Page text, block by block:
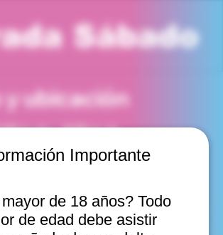
Importante
de 18 años? Todo
de edad debe asistir
Sábado
ubicación
p. m. – 8:00 p. m.
Internacional 2440, Viña del Mar,
sáb, 15 ago, 10:00 a. m.
sáb, 15 ago, 11:00 a. m.